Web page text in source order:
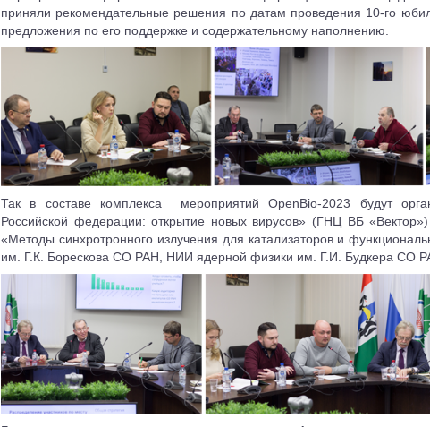
приняли рекомендательные решения по датам проведения 10-го
предложения по его поддержке и содержательному наполнению.
Так в составе комплекса мероприятий OpenBio-2023 будут
Российской федерации: открытие новых вирусов» (ГНЦ ВБ
«Методы синхротронного излучения для катализаторов и
им. Г.К. Борескова СО РАН, НИИ ядерной физики им. Г.И. Будкера СО